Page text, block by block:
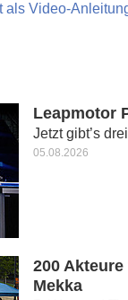
Video-
Leapmotor
Jetzt gibt’s
05.08.2026
200
Mekka